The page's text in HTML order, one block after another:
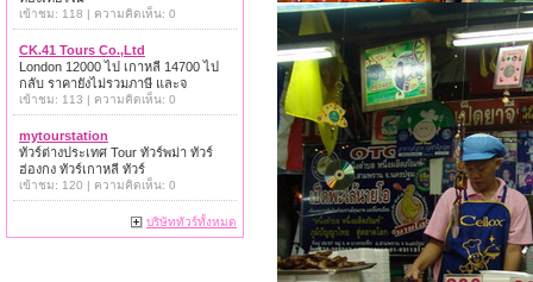
เข้าชม: 118 | ความคิดเห็น: 0
CK.41 Tours Co.,Ltd
London 12000 ไป เกาหลี 14700 ไป
กลับ ราคายังไม่รวมภาษี และจ
เข้าชม: 113 | ความคิดเห็น: 0
mytourstation
ทัวร์ต่างประเทศ Tour ทัวร์พม่า ทัวร์
ฮ่องกง ทัวร์เกาหลี ทัวร์
เข้าชม: 120 | ความคิดเห็น: 0
บริษัททัวร์ทั้งหมด